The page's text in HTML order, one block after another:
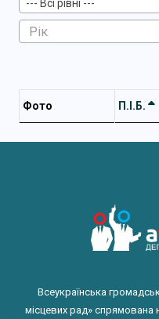
--- Всі рівні ---
Фото П.І.Б.
Всеукраїнська
місцевих рад»